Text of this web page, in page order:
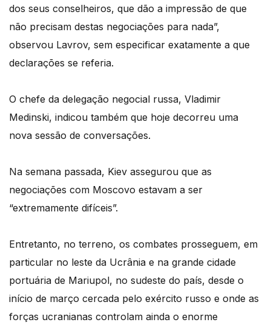
dos seus conselheiros, que dão a impressão de que
não precisam destas negociações para nada”,
observou Lavrov, sem especificar exatamente a que
declarações se referia.
O chefe da delegação negocial russa, Vladimir
Medinski, indicou também que hoje decorreu uma
nova sessão de conversações.
Na semana passada, Kiev assegurou que as
negociações com Moscovo estavam a ser
“extremamente difíceis”.
Entretanto, no terreno, os combates prosseguem, em
particular no leste da Ucrânia e na grande cidade
portuária de Mariupol, no sudeste do país, desde o
início de março cercada pelo exército russo e onde as
forças ucranianas controlam ainda o enorme